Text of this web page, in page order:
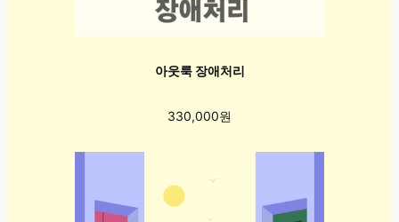
아웃룩 장애처리
330,000원